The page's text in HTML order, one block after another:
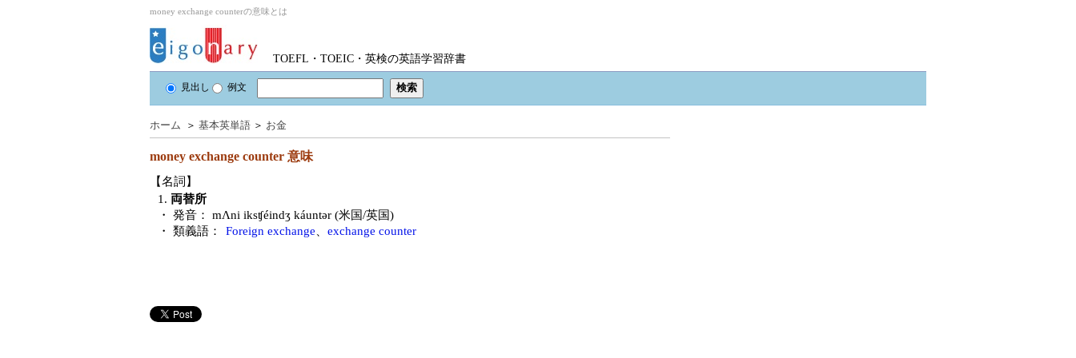
money exchange counterの意味とは
TOEFL・TOEIC・英検の英語学習辞書
見出し 例文
ホーム ＞ 基本英単語 ＞ お金
money exchange counter 意味
【名詞】
1. 両替所
・ 発音：
mΛni iksʧéindʒ káuntər (米国/英国)
・ 類義語：
Foreign exchange exchange counter